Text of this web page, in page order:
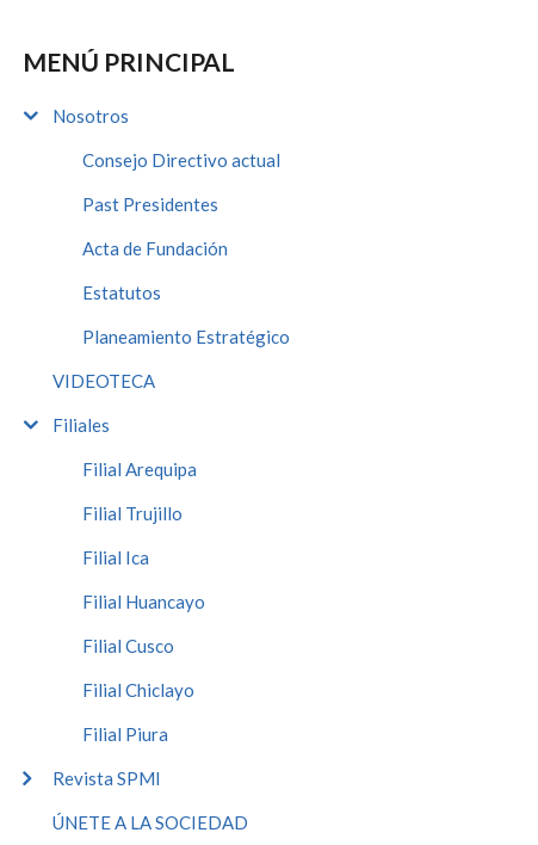
MENÚ PRINCIPAL
Nosotros
Consejo Directivo actual
Past Presidentes
Acta de Fundación
Estatutos
Planeamiento Estratégico
VIDEOTECA
Filiales
Filial Arequipa
Filial Trujillo
Filial Ica
Filial Huancayo
Filial Cusco
Filial Chiclayo
Filial Piura
Revista SPMI
ÚNETE A LA SOCIEDAD